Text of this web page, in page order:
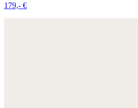
179,- €